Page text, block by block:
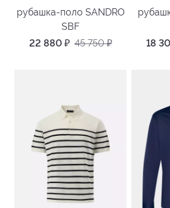
рубашка-поло SANDRO
SBF
22 880 ₽ 45 750₽
18